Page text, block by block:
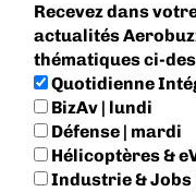
Recevez dans
actualités
thématiques ci-
Quotidienne
BizAv | lundi
Défense | mardi
Hélicoptères &
Industrie & Jobs